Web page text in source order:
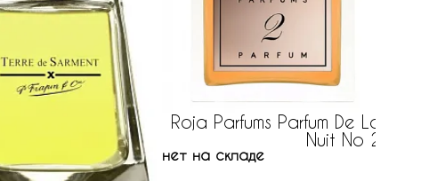
Roja Parfums Parfum De La
Nuit No 2
нет на складе